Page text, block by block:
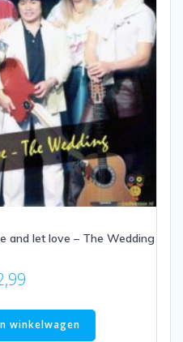
and let love – The Wedding
winkelwagen